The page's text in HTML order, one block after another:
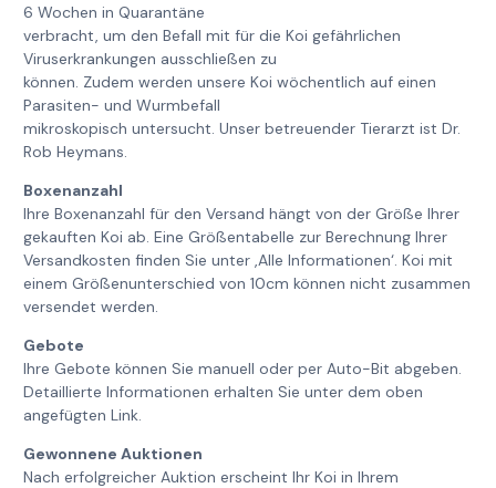
6 Wochen in Quarantäne
verbracht, um den Befall mit für die Koi gefährlichen
Viruserkrankungen ausschließen zu
können. Zudem werden unsere Koi wöchentlich auf einen
Parasiten- und Wurmbefall
mikroskopisch untersucht. Unser betreuender Tierarzt ist Dr.
Rob Heymans.
Boxenanzahl
Ihre Boxenanzahl für den Versand hängt von der Größe Ihrer
gekauften Koi ab. Eine Größentabelle zur Berechnung Ihrer
Versandkosten finden Sie unter ‚Alle Informationen‘. Koi mit
einem Größenunterschied von 10cm können nicht zusammen
versendet werden.
Gebote
Ihre Gebote können Sie manuell oder per Auto-Bit abgeben.
Detaillierte Informationen erhalten Sie unter dem oben
angefügten Link.
Gewonnene Auktionen
Nach erfolgreicher Auktion erscheint Ihr Koi in Ihrem